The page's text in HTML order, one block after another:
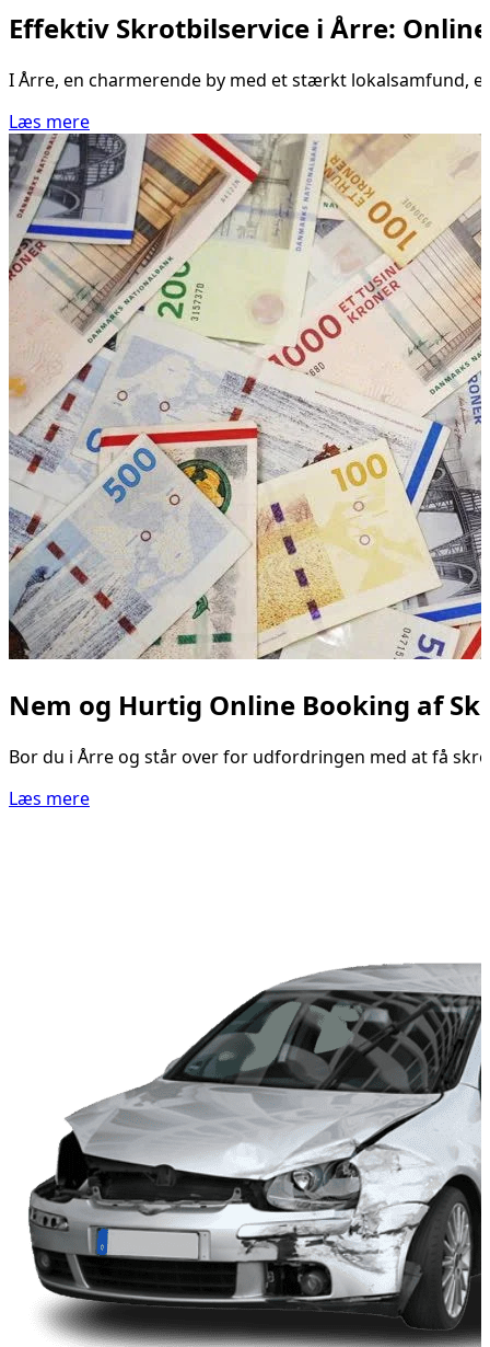
Effektiv Skrotbilservice i Årre:
I Årre, en charmerende by med et stærkt lokalsamfund,
Læs mere
Nem og Hurtig Online Booking af
Bor du i Årre og står over for udfordringen med at få
Læs mere